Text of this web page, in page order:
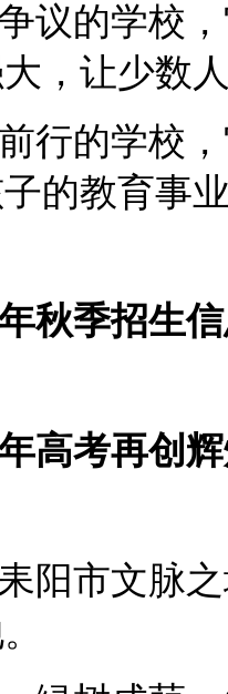
议的学校
，让少数
行的学校
的教育事
秋季招生
高考再创
阳市文脉